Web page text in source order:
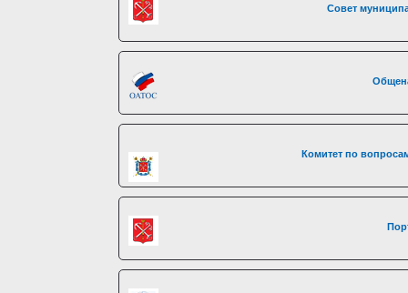
Совет
Комитет по